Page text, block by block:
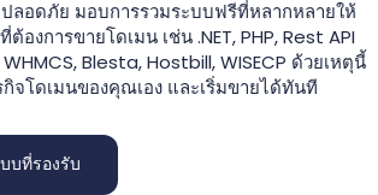
ลอดภัย มอบการรวมระบบฟรีที่หลากหลายให้
งการขายโดเมน เช่น .NET, PHP, Rest API
Blesta, Hostbill, WISECP ด้วยเหตุนี้
จโดเมนของคุณเอง และเริ่มขายได้ทันที
บที่รองรับ